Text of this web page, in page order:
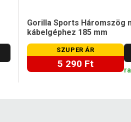
Gorilla Sports Háromszög
kábelgéphez 185 mm
SZUPER ÁR
5 290 Ft